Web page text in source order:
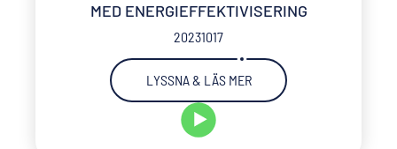
MED ENERGIEFFEKTIVISERING
20231017
LYSSNA & LÄS MER